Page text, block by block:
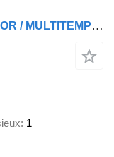
Schmitz Cargobull J2 / 3 CITYTRAILOR / MULTITEMPERATUUR
1